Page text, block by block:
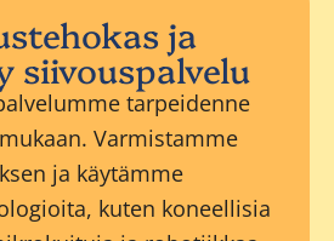
ja
siivouspalvelu
tarpeidenne
Varmistamme
ja käytämme
kuten koneellisia